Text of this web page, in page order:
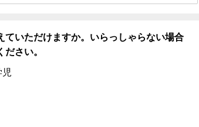
ていただけますか。いらっしゃらない場合
ださい。